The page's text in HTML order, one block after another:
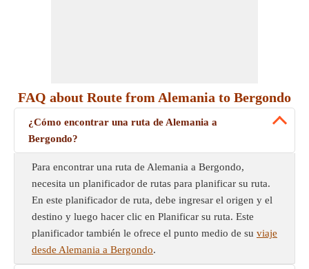
FAQ about Route from Alemania to Bergondo
¿Cómo encontrar una ruta de Alemania a
Bergondo?
Para encontrar una ruta de Alemania a Bergondo,
necesita un planificador de rutas para planificar su ruta.
En este planificador de ruta, debe ingresar el origen y el
destino y luego hacer clic en Planificar su ruta. Este
planificador también le ofrece el punto medio de su viaje
desde Alemania a Bergondo.